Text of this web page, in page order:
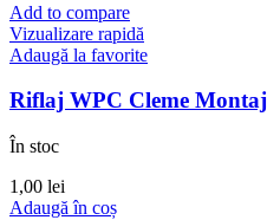
Add to compare
Vizualizare rapidă
Adaugă la favorite
Riflaj WPC Cleme Montaj
În stoc
1,00 lei
Adaugă în coș